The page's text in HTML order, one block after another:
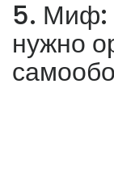
5. Миф:
нужно